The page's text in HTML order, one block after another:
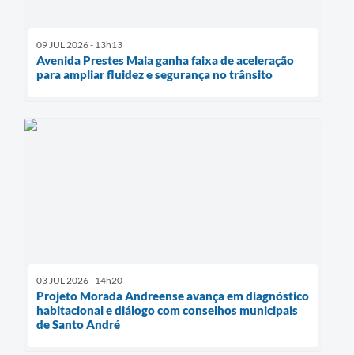
09 JUL 2026 - 13h13
Avenida Prestes Maia ganha faixa de aceleração
para ampliar fluidez e segurança no trânsito
03 JUL 2026 - 14h20
Projeto Morada Andreense avança em diagnóstico
habitacional e diálogo com conselhos municipais
de Santo André